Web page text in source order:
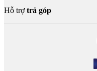
Hỗ trợtrả góp